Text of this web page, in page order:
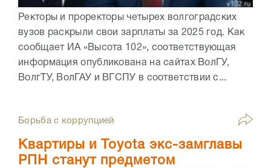
Ректоры и проректоры четырех волгоградских
вузов раскрыли свои зарплаты за 2025 год. Как
сообщает ИА «Высота 102», соответствующая
информация опубликована на сайтах ВолГУ,
ВолгТУ, ВолГАУ и ВГСПУ в соответствии с...
Борьба с коррупцией
Квартиры и Toyota экс-замглавы
РПН станут предметом